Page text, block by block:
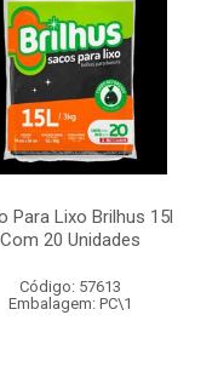
Para Lixo Brilhus 15l
Com 20 Unidades
Código: 57613
Embalagem: PC\1